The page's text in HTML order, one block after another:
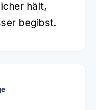
hält,
begibst.